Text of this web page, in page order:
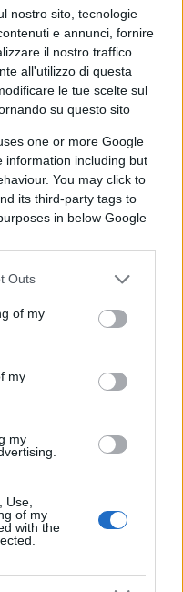
nostro sito, tecnologie
e annunci, fornire
il nostro traffico.
all'utilizzo di questa
le tue scelte sul
su questo sito
one or more Google
information including but
You may click to
its third-party tags to
in below Google
Outs
of my
my
my
Use,
of my
with the
tutto questo in
Non è
paura, il panopticon
60 milioni di indigeni
ancora oggi,
con la mascherina
Capua, sul
se non
per scaramanzia,
una
più letale del virus
sono
psiche collettiva,
rassegnazioni. Non
cresciuta
di clausura quasi
un comparto
per non
l’unico a
della grande
ai Benetton dei